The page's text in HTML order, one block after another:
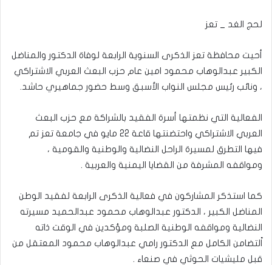
لحج الغد _ تعز
أحيت محافظة تعز الذكرى السنوية الرابعة لوفاة الدكتور والمناضل
الكبير عبدالوهاب محمود امين عام حزب البعث العربي الاشتراكي
، ونائب رئيس مجلس النواب الأسبق وسط حضور جماهيري حاشد.
الفعالية التي نظمتها أسرة الفقيد بالشراكة مع حزب البعث
العربي الاشتراكي واحتضنتها قاعة 22 مايو في جامعة تعز تم
فيها التطرق لمسيرة الراحل النضالية والوطنية والقومية ،
ومواقفه المشرفة من القضايا اليمنية والعربية .
كما استذكر المشاركون في فعالية الذكرى الرابعة لفقيد الوطن
المناضل الكبير ، الدكتور عبدالوهاب محمود عبدالحميد مسيرته
النضالية ومواقفه الوطنية الصلبة ومؤكدين في الوقت ذاته
اًلتضامن الكامل مع الدكتور رامي عبدالوهاب محمود المعتقل من
قبل مليشيات الحوثي في صنعاء .